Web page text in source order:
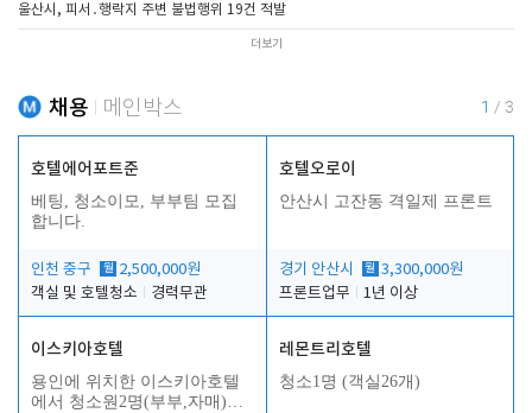
울산시, 피서․행락지 주변 불법행위 19건 적발
더보기
채용 메인박스 1 / 3
호텔에어포트준
베팅, 청소이모, 부부팀 모집
합니다.
인천 중구 월 2,500,000원
객실 및 호텔청소
경력무관
호텔오로이
안산시 고잔동 격일제 프론트
경기 안산시 월 3,300,000원
프론트업무
1년 이상
이스키아호텔
용인에 위치한 이스키아호텔
에서 청소원2명(부부,자매)을
레몬트리호텔
청소1명 (객실26개)